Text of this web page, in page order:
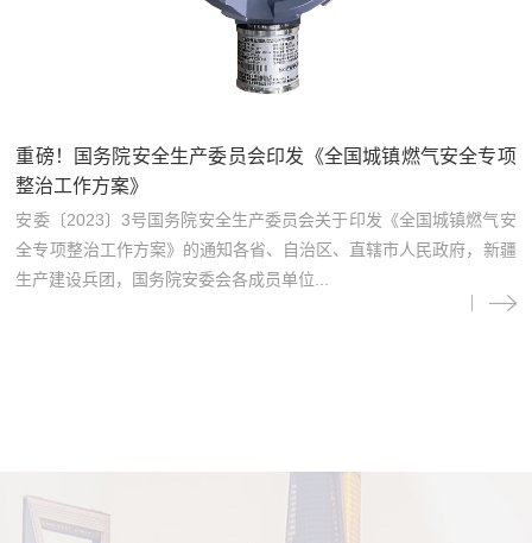
重磅！国务院安全生产委员会印发《全国城镇燃气安全专项
整治工作方案》
安委〔2023〕3号国务院安全生产委员会关于印发《全国城镇燃气安
全专项整治工作方案》的通知各省、自治区、直辖市人民政府，新疆
生产建设兵团，国务院安委会各成员单位...